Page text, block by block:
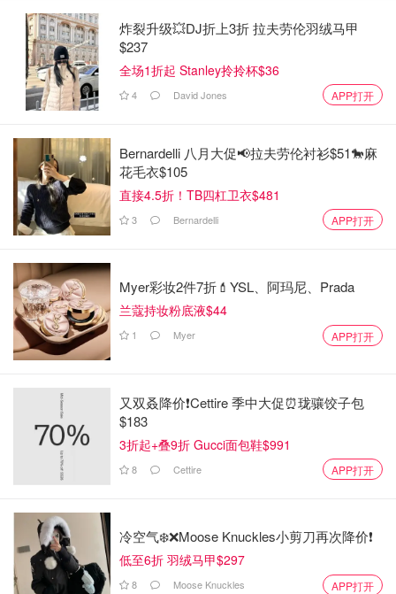
假如8月拉尼娜现象如期出现，那么至少下一个西雅图的冬
季，又要回到多雨多风的正常模式了。
各位西雅图小伙伴，更喜欢哪一种天气模式呢？
炸裂升级💥DJ折上3折 拉夫劳伦羽绒马甲
$237
全场1折起 Stanley拎拎杯$36
4 David Jones APP打开
Bernardelli 八月大促📢拉夫劳伦衬衫$51🐎麻
花毛衣$105
直接4.5折！TB四杠卫衣$481
3 Bernardelli APP打开
Myer彩妆2件7折💄YSL、阿玛尼、Prada
兰蔻持妆粉底液$44
1 Myer APP打开
又双叒降价❗️Cettire 季中大促⏰珑骧饺子包
$183
3折起+叠9折 Gucci面包鞋$991
8 Cettire APP打开
冷空气❄️❌️Moose Knuckles小剪刀再次降价❗️
低至6折 羽绒马甲$297
8 Moose Knuckles APP打开